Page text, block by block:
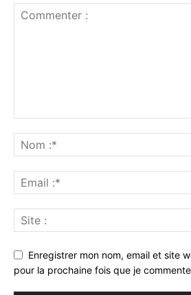
Enregistrer mon nom, email et site
pour la prochaine fois que je